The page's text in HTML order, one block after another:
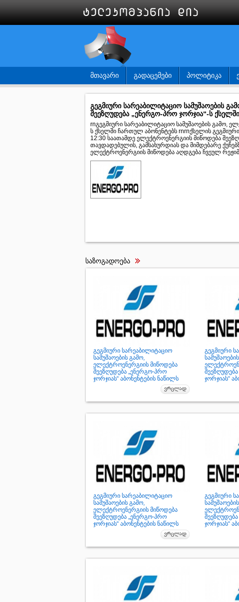
ᲛᲗᲐᲕᲐᲠᲘ ᲒᲐᲓᲐᲪᲔᲛᲔᲑᲘ ᲞᲝᲚᲘᲢᲘᲙᲐ
გეგმიური სარეაბილიტაციო სამუშაოების
შეეზღუდება „ენერგო-პრო ჯორჯია“-ს
rnგეგმიური სარეაბილიტაციო სამუშაოების გამო,
ს ქსელში ჩართულ აბონენტებს rnrnქსელის
12:30 საათამდე ელექტროენერგიის მიწოდება
თავდადებულის, გამსახურდიას და მიმდებარე
ელექტროენერგიის მიწოდება აღდგება ჩვეულ
საზოგადოება
გეგმიური სარეაბილიტაციო
სამუშაოების გამო,
ელექტროენერგიის მიწოდება
შეეზღუდება „ენერგო-პრო
ჯორჯიას“ აბონენტების ნაწილს
გეგმიური
ჯორჯიას“
გეგმიური სარეაბილიტაციო
სამუშაოების გამო,
ელექტროენერგიის მიწოდება
შეეზღუდება „ენერგო-პრო
ჯორჯიას“ აბონენტების ნაწილს
გეგმიური
ჯორჯიას“